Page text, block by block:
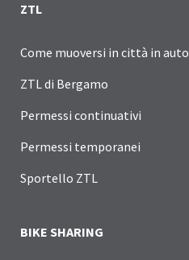
ZTL
Come muoversi in città in auto
ZTL di Bergamo
Permessi continuativi
Permessi temporanei
Sportello ZTL
BIKE SHARING